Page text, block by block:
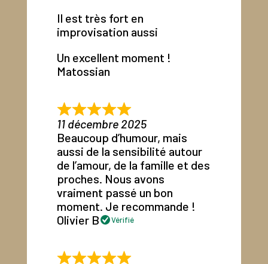
Il est très fort en
improvisation aussi
Un excellent moment !
Matossian
11 décembre 2025
Beaucoup d’humour, mais
aussi de la sensibilité autour
de l’amour, de la famille et des
proches. Nous avons
vraiment passé un bon
moment. Je recommande !
Olivier B
Vérifié